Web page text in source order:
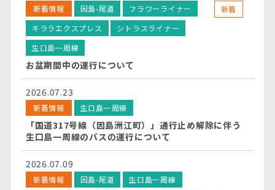
新着情報 因島-尾道
フラワーライナー
キララエクスプレス
シトラスライナー
生口島一周線
新着
お盆期間中の運行について
2026.07.23
新着情報 生口島一周線
「国道317号線（因島洲江町）」通行止め解除に伴う
生口島一周線のバスの運行について
2026.07.09
新着情報 因島-尾道 生口島一周線